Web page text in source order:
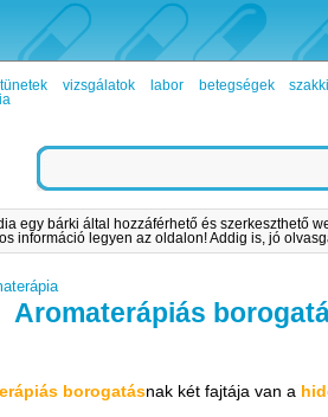
tünetek vizsgálatok labor betegségek
egy bárki által hozzáférhető és szerkeszthető
információ legyen az oldalon! Addig is, jó
Aromaterápiás
borogatásnak két fajtája van a